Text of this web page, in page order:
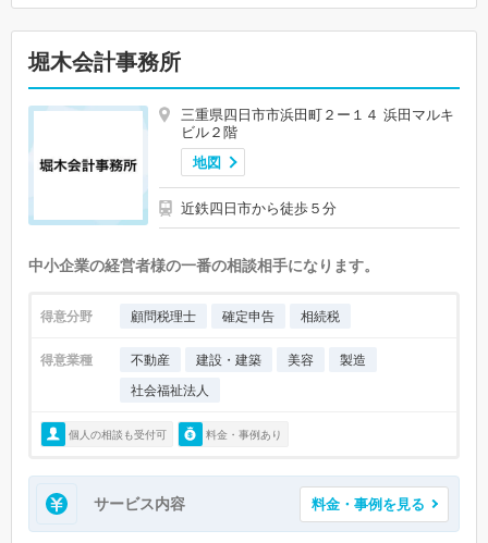
堀木会計事務所
三重県四日市市浜田町２ー１４ 浜田マルキ
ビル２階
地図
近鉄四日市から徒歩５分
中小企業の経営者様の一番の相談相手になります。
得意分野 顧問税理士 確定申告 相続税
得意業種 不動産 建設・建築 美容
製造
社会福祉法人
個人の相談も受付可 料金・事例あり
サービス内容 料金・事例を見る